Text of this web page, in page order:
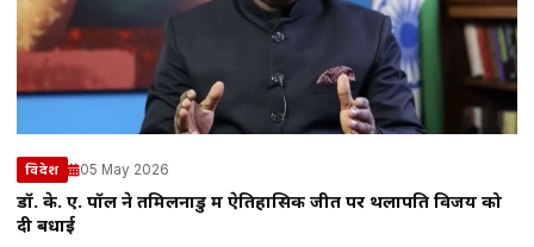
विदेश 05 May 2026
डॉ. के. ए. पॉल ने तमिलनाडु में ऐतिहासिक जीत पर थलापति विजय को
दी बधाई